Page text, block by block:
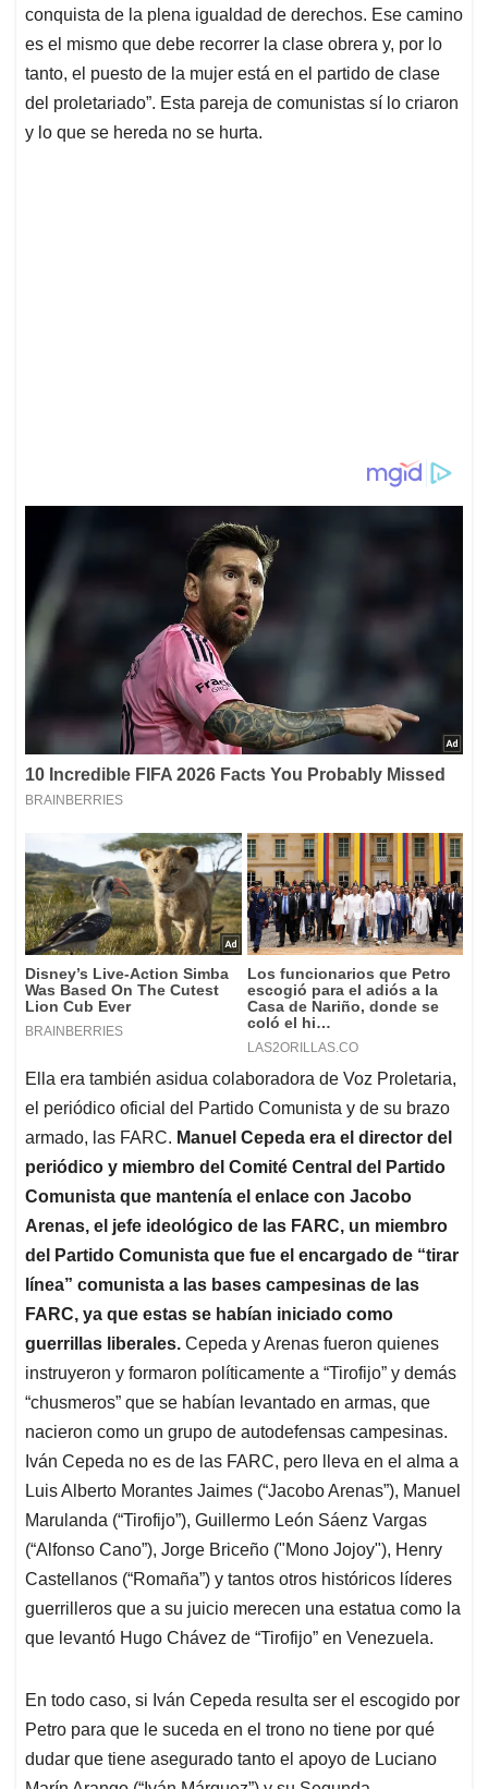
conquista de la plena igualdad de derechos. Ese camino
es el mismo que debe recorrer la clase obrera y, por lo
tanto, el puesto de la mujer está en el partido de clase
del proletariado”. Esta pareja de comunistas sí lo criaron
y lo que se hereda no se hurta.
Ella era también asidua colaboradora de Voz Proletaria,
el periódico oficial del Partido Comunista y de su brazo
armado, las FARC. Manuel Cepeda era el director del
periódico y miembro del Comité Central del Partido
Comunista que mantenía el enlace con Jacobo
Arenas, el jefe ideológico de las FARC, un miembro
del Partido Comunista que fue el encargado de “tirar
línea” comunista a las bases campesinas de las
FARC, ya que estas se habían iniciado como
guerrillas liberales. Cepeda y Arenas fueron quienes
instruyeron y formaron políticamente a “Tirofijo” y demás
“chusmeros” que se habían levantado en armas, que
nacieron como un grupo de autodefensas campesinas.
Iván Cepeda no es de las FARC, pero lleva en el alma a
Luis Alberto Morantes Jaimes (“Jacobo Arenas”), Manuel
Marulanda (“Tirofijo”), Guillermo León Sáenz Vargas
(“Alfonso Cano”), Jorge Briceño ("Mono Jojoy"), Henry
Castellanos (“Romaña”) y tantos otros históricos líderes
guerrilleros que a su juicio merecen una estatua como la
que levantó Hugo Chávez de “Tirofijo” en Venezuela.
En todo caso, si Iván Cepeda resulta ser el escogido por
Petro para que le suceda en el trono no tiene por qué
dudar que tiene asegurado tanto el apoyo de Luciano